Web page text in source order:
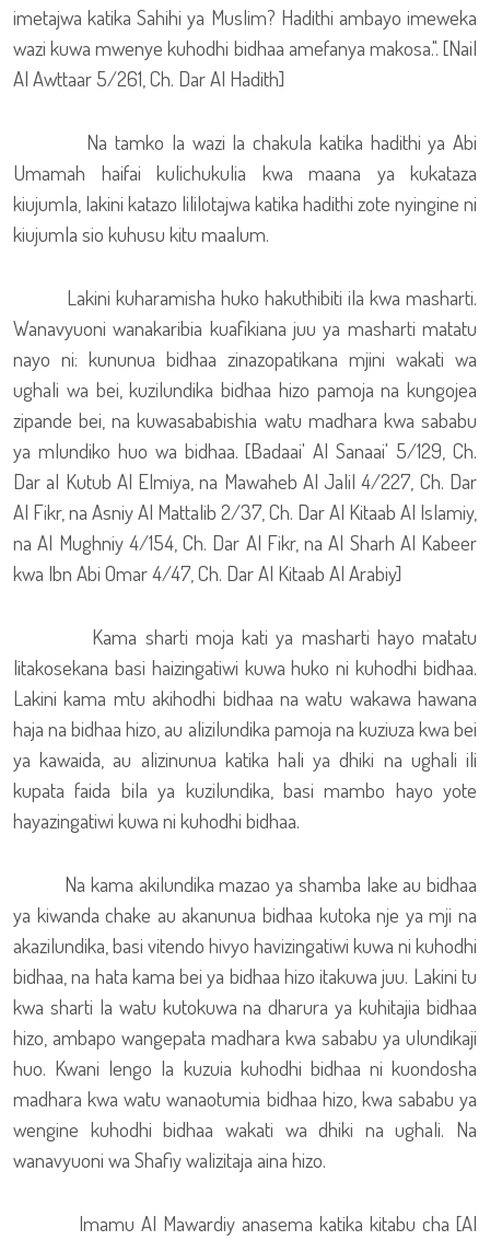
imetajwa katika Sahihi ya Muslim? Hadithi ambayo imeweka
wazi kuwa mwenye kuhodhi bidhaa amefanya makosa.". [Nail
Al Awttaar 5/261, Ch. Dar Al Hadith]
Na tamko la wazi la chakula katika hadithi ya Abi
Umamah haifai kulichukulia kwa maana ya kukataza
kiujumla, lakini katazo lililotajwa katika hadithi zote nyingine ni
kiujumla sio kuhusu kitu maalum.
Lakini kuharamisha huko hakuthibiti ila kwa masharti.
Wanavyuoni wanakaribia kuafikiana juu ya masharti matatu
nayo ni: kununua bidhaa zinazopatikana mjini wakati wa
ughali wa bei, kuzilundika bidhaa hizo pamoja na kungojea
zipande bei, na kuwasababishia watu madhara kwa sababu
ya mlundiko huo wa bidhaa. [Badaai' Al Sanaai' 5/129, Ch.
Dar al Kutub Al Elmiya, na Mawaheb Al Jalil 4/227, Ch. Dar
Al Fikr, na Asniy Al Mattalib 2/37, Ch. Dar Al Kitaab Al Islamiy,
na Al Mughniy 4/154, Ch. Dar Al Fikr, na Al Sharh Al Kabeer
kwa Ibn Abi Omar 4/47, Ch. Dar Al Kitaab Al Arabiy]
Kama sharti moja kati ya masharti hayo matatu
litakosekana basi haizingatiwi kuwa huko ni kuhodhi bidhaa.
Lakini kama mtu akihodhi bidhaa na watu wakawa hawana
haja na bidhaa hizo, au alizilundika pamoja na kuziuza kwa bei
ya kawaida, au alizinunua katika hali ya dhiki na ughali ili
kupata faida bila ya kuzilundika, basi mambo hayo yote
hayazingatiwi kuwa ni kuhodhi bidhaa.
Na kama akilundika mazao ya shamba lake au bidhaa
ya kiwanda chake au akanunua bidhaa kutoka nje ya mji na
akazilundika, basi vitendo hivyo havizingatiwi kuwa ni kuhodhi
bidhaa, na hata kama bei ya bidhaa hizo itakuwa juu. Lakini tu
kwa sharti la watu kutokuwa na dharura ya kuhitajia bidhaa
hizo, ambapo wangepata madhara kwa sababu ya ulundikaji
huo. Kwani lengo la kuzuia kuhodhi bidhaa ni kuondosha
madhara kwa watu wanaotumia bidhaa hizo, kwa sababu ya
wengine kuhodhi bidhaa wakati wa dhiki na ughali. Na
wanavyuoni wa Shafiy walizitaja aina hizo.
Imamu Al Mawardiy anasema katika kitabu cha [Al